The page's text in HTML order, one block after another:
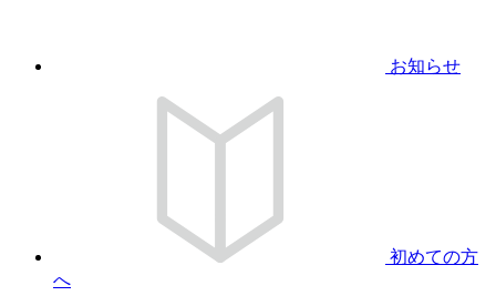
お知らせ
初めての方
へ